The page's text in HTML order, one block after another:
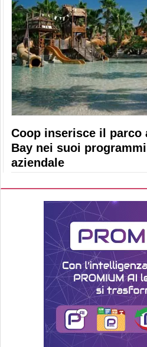
Coop inserisce il parco
Bay nei suoi
aziendale